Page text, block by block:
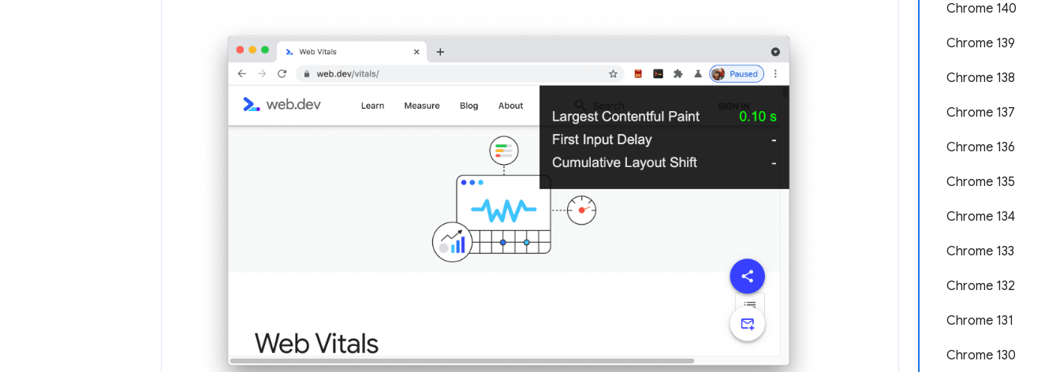
Chrome 140
Chrome 139
Chrome 138
Chrome 137
Chrome 136
Chrome 135
Chrome 134
Chrome 133
Chrome 132
Chrome 131
Chrome 130